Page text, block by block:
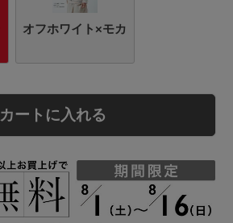
オフホワイト×モカ
カートに入れる